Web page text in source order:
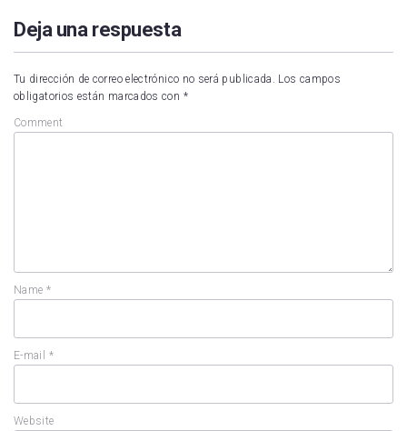
Deja una respuesta
Tu dirección de correo electrónico no será publicada. Los campos
obligatorios están marcados con *
Comment
Name *
E-mail *
Website